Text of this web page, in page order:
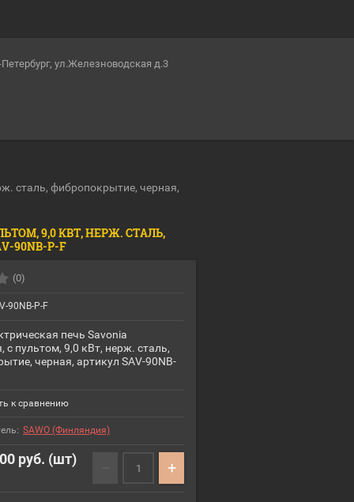
ул.Железноводская д.3
сталь, фибропокрытие, черная,
9,0 КВТ, НЕРЖ. СТАЛЬ,
90NB-P-F
(0)
90NB-P-F
печь Savonia
с пультом, 9,0 кВт, нерж. сталь,
черная, артикул SAV-90NB-
к сравнению
SAWO (Финляндия)
руб. (шт) +